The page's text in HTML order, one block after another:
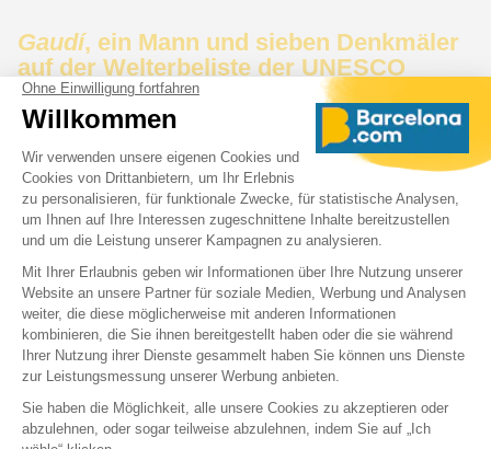
Gaudí, ein Mann und sieben Denkmäler
auf der Welterbeliste der UNESCO
Katalonien und die Stadt Barcelona besitzen nicht weniger
als neun Denkmäler, die 1984 und 2005 von der UNESCO
zum Welterbe von universellem Wert erklärt wurden. Von
diesen neun Gebäuden oder Monumentalkomplexen, die
die Originalität Kataloniens symbolisieren, sind sieben das
Werk des Architekten Antoni Gaudí:
Park Güell
Güell-Palast
Die Krypta der Colònia Güell
Casa Milà - La Pedrera
Casa Vicens
Die Fassade der Geburtskirche und die Krypta
derSagrada Família